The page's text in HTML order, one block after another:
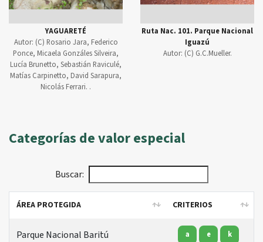
YAGUARETÉ
Autor: (C) Rosario Jara, Federico
Ponce, Micaela Gonzáles Silveira,
Lucía Brunetto, Sebastián Raviculé,
Matías Carpinetto, David Sarapura,
Nicolás Ferrari. .
Ruta Nac. 101. Parque Nacional
Iguazú
Autor: (C) G.C.Mueller.
Categorías de valor especial
Buscar:
ÁREA PROTEGIDA
CRITERIOS
CRITERIOS
Parque Nacional Baritú a e k